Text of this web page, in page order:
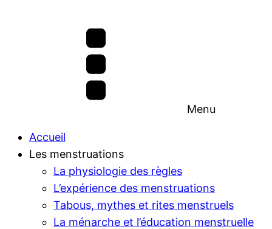
Menu
Accueil
Les menstruations
La physiologie des règles
L’expérience des menstruations
Tabous, mythes et rites menstruels
La ménarche et l’éducation menstruelle